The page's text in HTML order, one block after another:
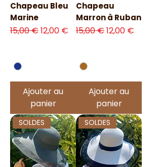
Chapeau Bleu
Marine
Prix original
15,00 €Prix promotionnel
12,00 €
Ajouter au
panier
Chapeau
Marron à Ruban
Prix original
15,00 €Prix
12,00 €
Ajouter au
panier
SOLDES SOLDES